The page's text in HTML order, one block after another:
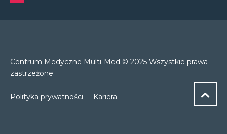
Centrum Medyczne Multi-Med © 2025 Wszystkie prawa
zastrzeżone.
Polityka prywatności Kariera